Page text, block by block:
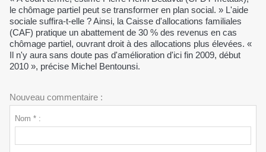
le chômage partiel peut se transformer en plan social. » L'aide
sociale suffira-t-elle ? Ainsi, la Caisse d'allocations familiales
(CAF) pratique un abattement de 30 % des revenus en cas
chômage partiel, ouvrant droit à des allocations plus élevées. «
Il n'y aura sans doute pas d'amélioration d'ici fin 2009, début
2010 », précise Michel Bentounsi.
Nouveau commentaire :
Nom * :